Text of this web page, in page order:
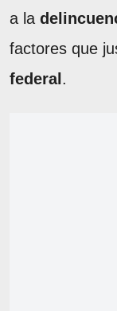
a la
factores que
federal .